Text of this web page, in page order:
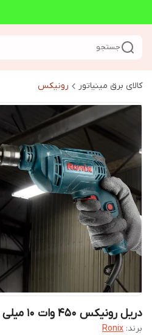
جستجو
کالای برق مینیاتور رونیکس
دریل رونیکس 450 وات 10 میلی متر مدل 2112
برند: Ronix